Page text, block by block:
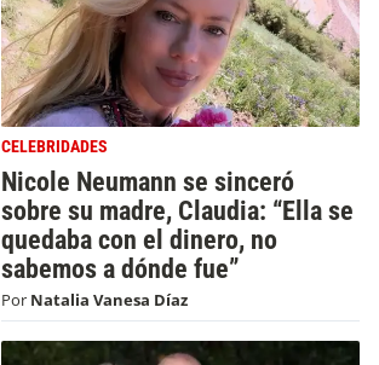
CELEBRIDADES
Nicole Neumann se sinceró
sobre su madre, Claudia: “Ella se
quedaba con el dinero, no
sabemos a dónde fue”
Por Natalia Vanesa Díaz